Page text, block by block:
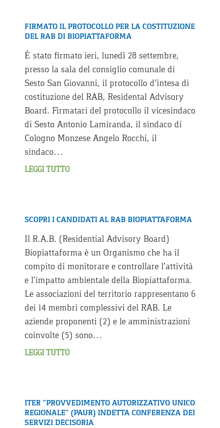
FIRMATO IL PROTOCOLLO PER LA COSTITUZIONE
DEL RAB DI BIOPIATTAFORMA
È stato firmato ieri, lunedì 28 settembre,
presso la sala del consiglio comunale di
Sesto San Giovanni, il protocollo d’intesa di
costituzione del RAB, Residental Advisory
Board. Firmatari del protocollo il vicesindaco
di Sesto Antonio Lamiranda, il sindaco di
Cologno Monzese Angelo Rocchi, il
sindaco…
LEGGI TUTTO
SCOPRI I CANDIDATI AL RAB BIOPIATTAFORMA
Il R.A.B. (Residential Advisory Board)
Biopiattaforma è un Organismo che ha il
compito di monitorare e controllare l’attività
e l’impatto ambientale della Biopiattaforma.
Le associazioni del territorio rappresentano 6
dei 14 membri complessivi del RAB. Le
aziende proponenti (2) e le amministrazioni
coinvolte (5) sono…
LEGGI TUTTO
ITER “PROVVEDIMENTO AUTORIZZATIVO UNICO
REGIONALE” (PAUR) INDETTA CONFERENZA DEI
SERVIZI DECISORIA